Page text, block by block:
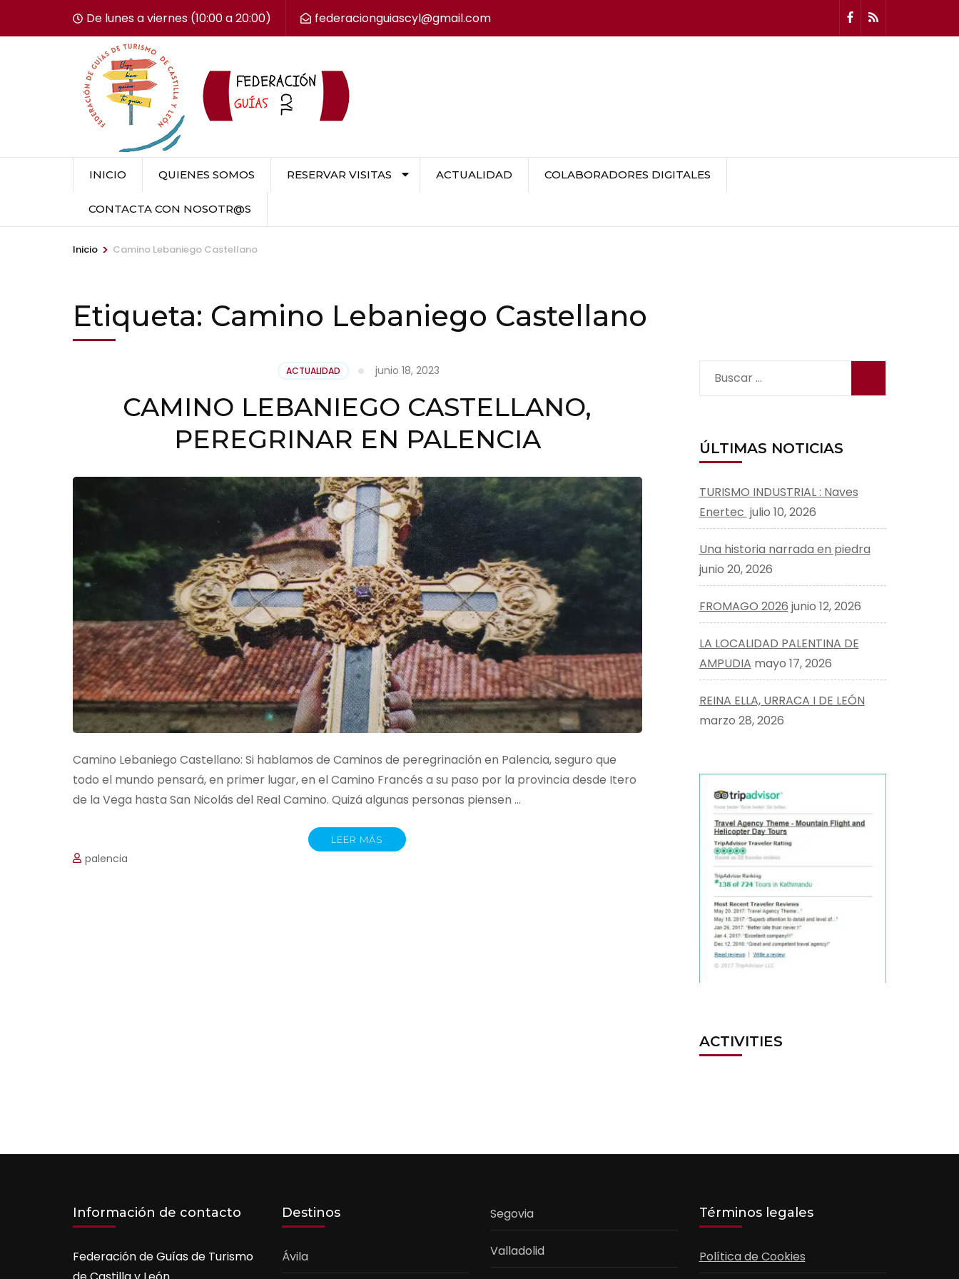
De lunes a viernes (10:00 a 20:00) federacionguiascyl@gmail.com
INICIO QUIENES SOMOS RESERVAR VISITAS ACTUALIDAD COLABORADORES DIGITALES
CONTACTA CON NOSOTR@S
Inicio > Camino Lebaniego Castellano
Etiqueta: Camino Lebaniego Castellano
ACTUALIDAD junio 18, 2023
CAMINO LEBANIEGO CASTELLANO,
PEREGRINAR EN PALENCIA
Camino Lebaniego Castellano: Si hablamos de Caminos de peregrinación en Palencia, seguro que
todo el mundo pensará, en primer lugar, en el Camino Francés a su paso por la provincia desde Itero
de la Vega hasta San Nicolás del Real Camino. Quizá algunas personas piensen …
LEER MÁS
palencia
Buscar:
ÚLTIMAS NOTICIAS
TURISMO INDUSTRIAL : Naves
Enertec julio 10, 2026
Una historia narrada en piedra
junio 20, 2026
FROMAGO 2026 junio 12, 2026
LA LOCALIDAD PALENTINA DE
AMPUDIA mayo 17, 2026
REINA ELLA, URRACA I DE LEÓN
marzo 28, 2026
ACTIVITIES
Información de contacto
Federación de Guías de Turismo
Destinos
Ávila
Segovia
Valladolid
Términos legales
Política de Cookies